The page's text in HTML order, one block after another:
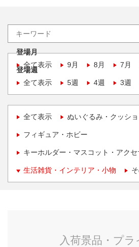
登場月
全て表示
9月 8月 7月
登場週
全て表示
5週 4週 3週
全て表示 ぬいぐるみ・クッシ
フィギュア・ホビー
キーホルダー・マスコット・アクセ
生活雑貨・インテリア・小物